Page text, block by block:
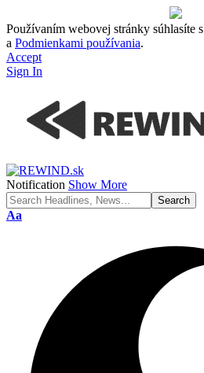
Používaním webovej stránky súhlasíte s
a Podmienkami používania.
Accept
Sign In
Notification Show More
Font
Aa